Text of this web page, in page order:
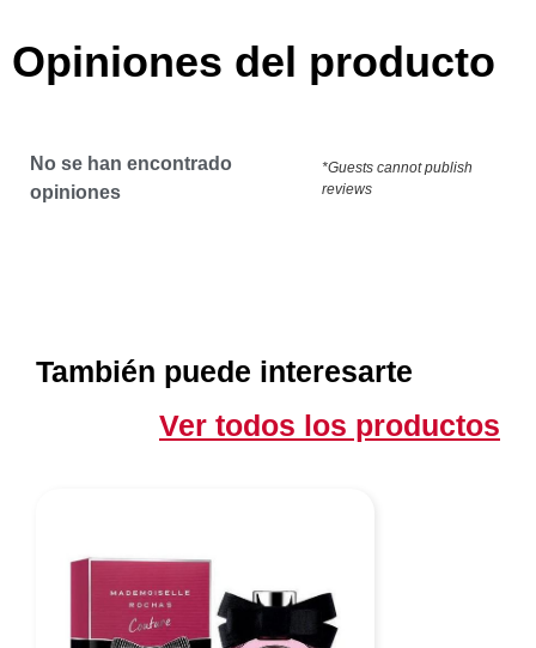
Opiniones del producto
No se han encontrado
opiniones
*Guests cannot publish
reviews
También puede interesarte
Ver todos los productos